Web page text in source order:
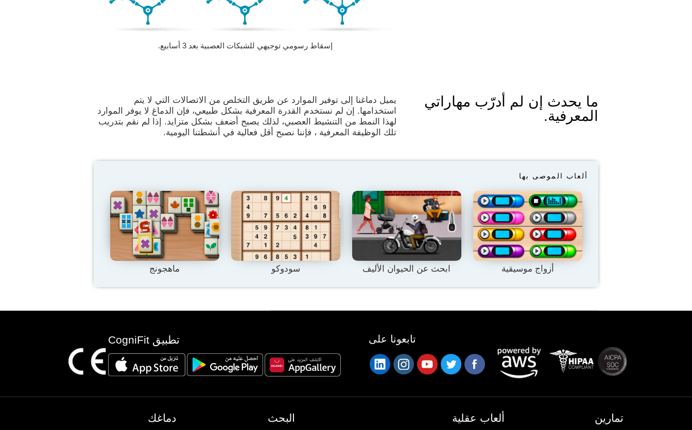
إسقاط رسومي توجيهي للشبكات العصبية بعد 3 أسابيع.
ما يحدث إن لم أدرّب مهاراتي
المعرفية.
يميل دماغنا إلى توفير الموارد عن طريق التخلص من الاتصالات التي لا يتم
استخدامها. إن لم نستخدم القدرة المعرفية بشكل طبيعي، فإن الدماغ لا يوفر الموارد
لهذا النمط من التنشيط العصبي، لذلك يصبح أضعف بشكل متزايد. إذا لم نقم بتدريب
تلك الوظيفة المعرفية ، فإننا نصبح أقل فعالية في أنشطتنا اليومية.
ألعاب الموصى بها
أزواج موسيقية ابحث عن الحيوان الأليف سودوكو ماهجونج
تطبيق CogniFit تابعونا على
دماغك البحث ألعاب عقلية تمارين